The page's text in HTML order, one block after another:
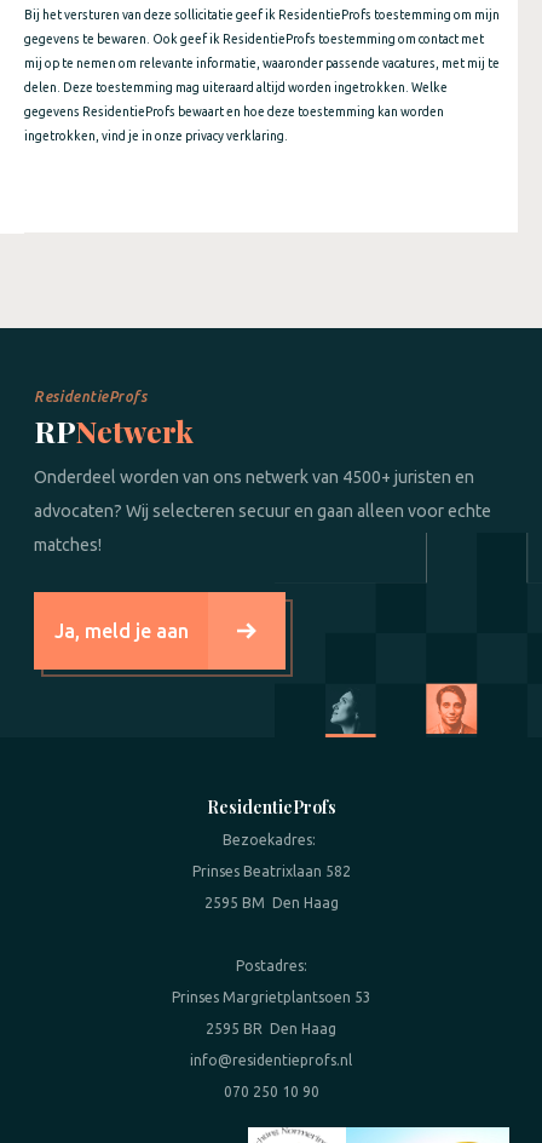
Bij het versturen van deze sollicitatie geef ik ResidentieProfs toestemming om mijn
gegevens te bewaren. Ook geef ik ResidentieProfs toestemming om contact met
mij op te nemen om relevante informatie, waaronder passende vacatures, met mij te
delen. Deze toestemming mag uiteraard altijd worden ingetrokken. Welke
gegevens ResidentieProfs bewaart en hoe deze toestemming kan worden
ingetrokken, vind je in onze privacy verklaring.
ResidentieProfs
RPNetwerk
Onderdeel worden van ons netwerk van 4500+ juristen en
advocaten? Wij selecteren secuur en gaan alleen voor echte
matches!
Ja, meld je aan
ResidentieProfs
Bezoekadres:
Prinses Beatrixlaan 582
2595 BM Den Haag
Postadres:
Prinses Margrietplantsoen 53
2595 BR Den Haag
info@residentieprofs.nl
070 250 10 90